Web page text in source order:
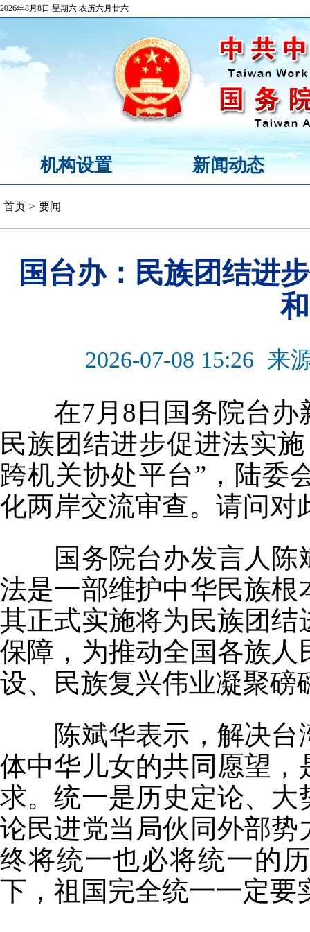
2026年8月8日 星期六 农历六月廿六
机构设置 新闻动态
首页 > 要闻
国台办：民族团结进
2026-07-08 15:26 来
在7月8日国务院台办
民族团结进步促进法实
跨机关协处平台”，陆委
化两岸交流审查。请问对
国务院台办发言人陈
法是一部维护中华民族
其正式实施将为民族团
保障，为推动全国各族
设、民族复兴伟业凝聚磅
陈斌华表示，解决台
体中华儿女的共同愿望
求。统一是历史定论、
论民进党当局伙同外部
终将统一也必将统一的
下，祖国完全统一一定要